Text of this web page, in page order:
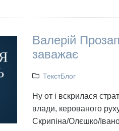
Валерій
заважає
ТекстБлог
Ну от і вскрилася
влади, керованого
Скрипіна/Олєшко/